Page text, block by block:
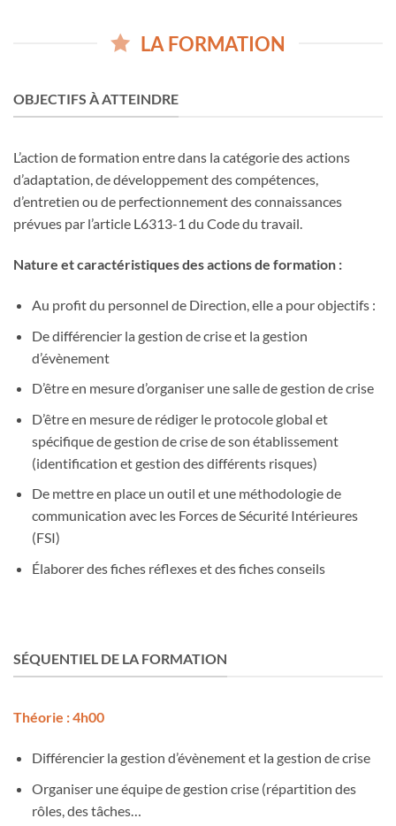
LA FORMATION
OBJECTIFS À ATTEINDRE
L’action de formation entre dans la catégorie des actions
d’adaptation, de développement des compétences,
d’entretien ou de perfectionnement des connaissances
prévues par l’article L6313-1 du Code du travail.
Nature et caractéristiques des actions de formation :
Au profit du personnel de Direction, elle a pour objectifs :
De différencier la gestion de crise et la gestion
d’évènement
D’être en mesure d’organiser une salle de gestion de crise
D’être en mesure de rédiger le protocole global et
spécifique de gestion de crise de son établissement
(identification et gestion des différents risques)
De mettre en place un outil et une méthodologie de
communication avec les Forces de Sécurité Intérieures
(FSI)
Élaborer des fiches réflexes et des fiches conseils
SÉQUENTIEL DE LA FORMATION
Théorie : 4h00
Différencier la gestion d’évènement et la gestion de crise
Organiser une équipe de gestion crise (répartition des
rôles, des tâches…